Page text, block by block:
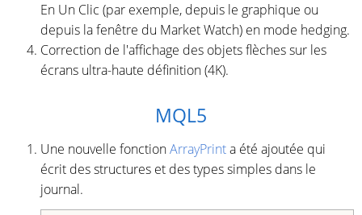
En Un Clic (par exemple, depuis le graphique ou
depuis la fenêtre du Market Watch) en mode hedging.
Correction de l'affichage des objets flèches sur les
écrans ultra-haute définition (4K).
MQL5
Une nouvelle fonctionArrayPrinta été ajoutée qui
écrit des structures et des types simples dans le
journal.